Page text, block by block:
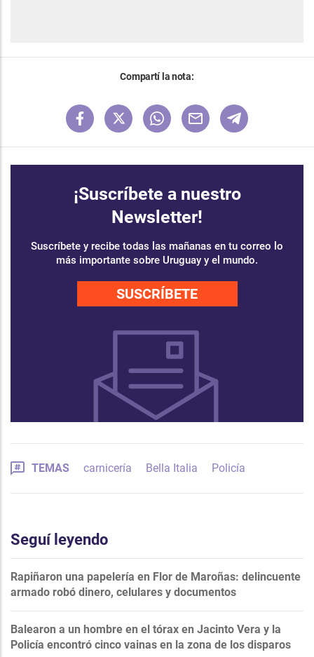
Compartí la nota:
¡Suscríbete a nuestro
Newsletter!
Suscríbete y recibe todas las mañanas en tu correo lo
más importante sobre Uruguay y el mundo.
SUSCRÍBETE
TEMAS carnicería Bella Italia Policía
Seguí leyendo
Rapiñaron una papelería en Flor de Maroñas: delincuente
armado robó dinero, celulares y documentos
Balearon a un hombre en el tórax en Jacinto Vera y la
Policía encontró cinco vainas en la zona de los disparos